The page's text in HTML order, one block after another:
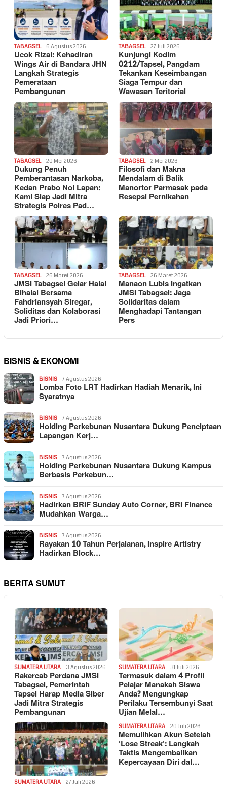
TABAGSEL 6 Agustus 2026
Ucok Rizal: Kehadiran
Wings Air di Bandara JHN
Langkah Strategis
Pemerataan
Pembangunan
TABAGSEL 27 Juli 2026
Kunjungi Kodim
0212/Tapsel, Pangdam
Tekankan Keseimbangan
Siaga Tempur dan
Wawasan Teritorial
TABAGSEL 20 Mei 2026
Dukung Penuh
Pemberantasan Narkoba,
Kedan Prabo Nol Lapan:
Kami Siap Jadi Mitra
Strategis Polres Pad…
TABAGSEL 2 Mei 2026
Filosofi dan Makna
Mendalam di Balik
Manortor Parmasak pada
Resepsi Pernikahan
TABAGSEL 26 Maret 2026
JMSI Tabagsel Gelar Halal
Bihalal Bersama
Fahdriansyah Siregar,
Soliditas dan Kolaborasi
Jadi Priori…
TABAGSEL 26 Maret 2026
Manaon Lubis Ingatkan
JMSI Tabagsel: Jaga
Solidaritas dalam
Menghadapi Tantangan
Pers
BISNIS & EKONOMI
BISNIS 7 Agustus 2026
Lomba Foto LRT Hadirkan Hadiah Menarik, Ini
Syaratnya
BISNIS 7 Agustus 2026
Holding Perkebunan Nusantara Dukung Penciptaan
Lapangan Kerj…
BISNIS 7 Agustus 2026
Holding Perkebunan Nusantara Dukung Kampus
Berbasis Perkebun…
BISNIS 7 Agustus 2026
Hadirkan BRIF Sunday Auto Corner, BRI Finance
Mudahkan Warga…
BISNIS 7 Agustus 2026
Rayakan 10 Tahun Perjalanan, Inspire Artistry
Hadirkan Block…
BERITA SUMUT
SUMATERA UTARA 3 Agustus 2026
Rakercab Perdana JMSI
Tabagsel, Pemerintah
Tapsel Harap Media Siber
Jadi Mitra Strategis
Pembangunan
SUMATERA UTARA 31 Juli 2026
Termasuk dalam 4 Profil
Pelajar Manakah Siswa
Anda? Mengungkap
Perilaku Tersembunyi Saat
Ujian Melal…
SUMATERA UTARA 27 Juli 2026
SUMATERA UTARA 20 Juli 2026
Memulihkan Akun Setelah
‘Lose Streak’: Langkah
Taktis Mengembalikan
Kepercayaan Diri dal…